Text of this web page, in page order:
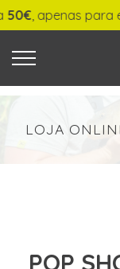
O QUE
, apenas para
LOJA
POP